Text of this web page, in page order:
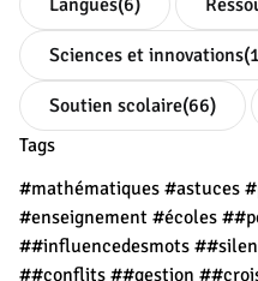
Sciences et innovations
Soutien scolaire(66)
Tags
#mathématiques #astuces
#enseignement #écoles
##influencedesmots
##conflits ##gestion